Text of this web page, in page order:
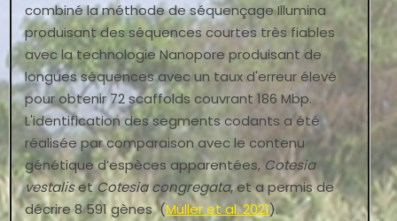
combiné la méthode de séquençage Illumina
produisant des séquences courtes très fiables
avec la technologie Nanopore produisant de
longues séquences avec un taux d'erreur élevé
pour obtenir 72 scaffolds couvrant 186 Mbp.
L'identification des segments codants a été
réalisée par comparaison avec le contenu
génétique d’espèces apparentées, Cotesia
vestalisetCotesia congregata, et a permis de
décrire 8 591 gènes (Muller et al. 2021).